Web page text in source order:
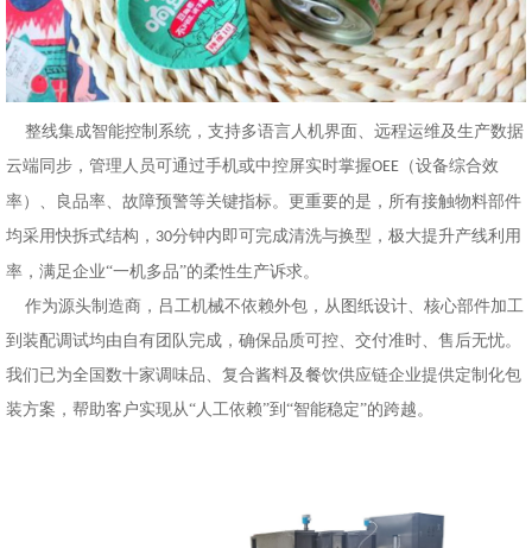
整线集成智能控制系统，支持多语言人机界面、远程运维及生产数据
云端同步，管理人员可通过手机或中控屏实时掌握OEE （设备综合效
率）、良品率、故障预警等关键指标。更重要的是，所有接触物料部件
均采用快拆式结构， 30分钟内即可完成清洗与换型，极大提升产线利用
率，满足企业“一机多品”的柔性生产诉求。
作为源头制造商，吕工机械不依赖外包，从图纸设计、核心部件加工
到装配调试均由自有团队完成，确保品质可控、交付准时、售后无忧。
我们已为全国数十家调味品、复合酱料及餐饮供应链企业提供定制化包
装方案，帮助客户实现从“人工依赖”到“智能稳定”的跨越。